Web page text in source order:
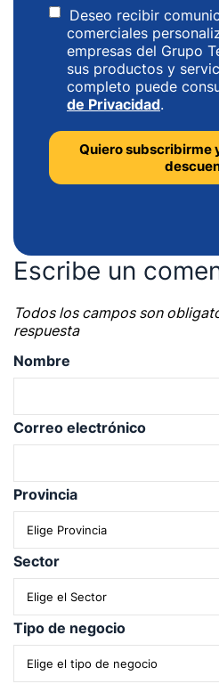
Deseo recibir
comerciales
empresas del Grupo
sus productos y
completo puede
de Privacidad.
Escribe un
Todos los campos son
respuesta
Nombre
Correo electrónico
Provincia
Sector
Tipo de negocio